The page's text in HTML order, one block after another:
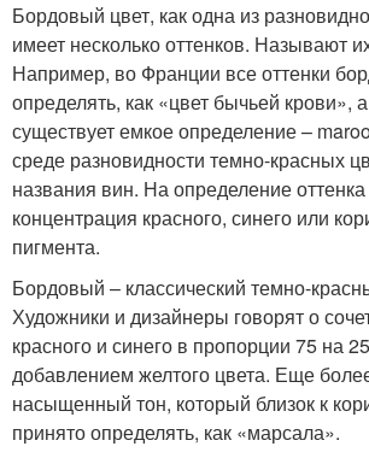
Бордовый цвет, как одна из
имеет несколько оттенков. Называют
Например, во Франции все оттенки
определять, как «цвет бычьей крови»,
существует емкое определение –
среде разновидности темно-красных
названия вин. На определение
концентрация красного, синего или
пигмента.
Бордовый – классический темно-
Художники и дизайнеры говорят о
красного и синего в пропорции 75 на
добавлением желтого цвета. Еще
насыщенный тон, который близок к
принято определять, как «марсала».